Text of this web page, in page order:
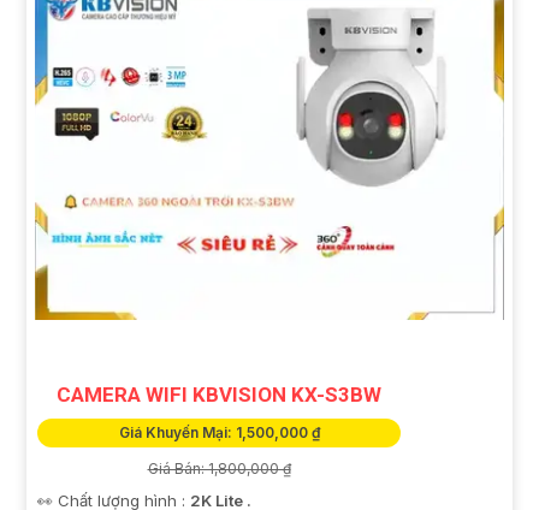
CAMERA WIFI KBVISION KX-S3BW
Giá Khuyến Mại: 1,500,000 ₫
Giá Bán: 1,800,000 ₫
👀 Chất lượng hình : 2K Lite .